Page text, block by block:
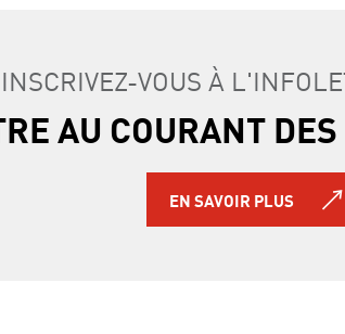
INSCRIVEZ-VOUS À
AU COURANT
EN SAVOIR PLUS